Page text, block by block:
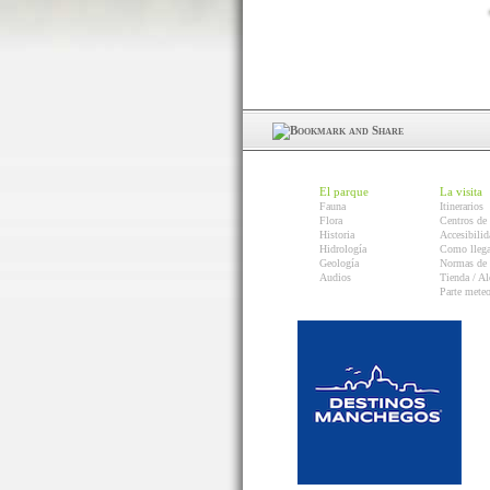
El parque
Fauna
Flora
Historia
Hidrología
Geología
Audios
La visita
Itinerarios
Centros de
Como
Normas
Tienda /
Parte